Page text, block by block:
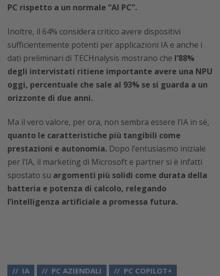
PC rispetto a un normale “AI PC”.
Inoltre, il 64% considera critico avere dispositivi
sufficientemente potenti per applicazioni IA e anche i
dati preliminari di TECHnalysis mostrano che l’88%
degli intervistati ritiene importante avere una NPU
oggi, percentuale che sale al 93% se si guarda a un
orizzonte di due anni.
Ma il vero valore, per ora, non sembra essere l’IA in sé,
quanto le caratteristiche più tangibili come
prestazioni e autonomia. Dopo l’entusiasmo iniziale
per l’IA, il marketing di Microsoft e partner si è infatti
spostato su argomenti più solidi come durata della
batteria e potenza di calcolo, relegando
l’intelligenza artificiale a promessa futura.
IA PC AZIENDALI
PC COPILOT+